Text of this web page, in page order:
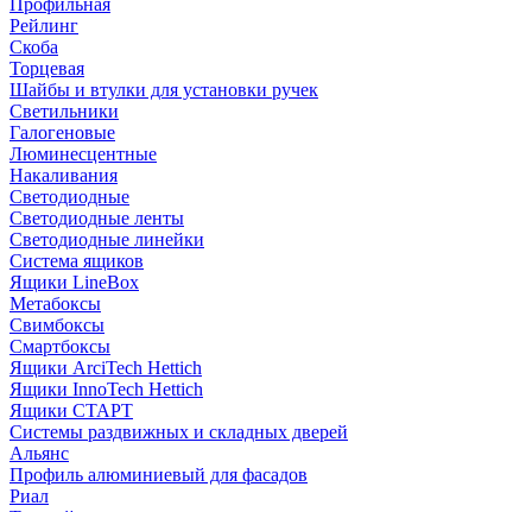
Профильная
Рейлинг
Скоба
Торцевая
Шайбы и втулки для установки ручек
Светильники
Галогеновые
Люминесцентные
Накаливания
Светодиодные
Светодиодные ленты
Светодиодные линейки
Система ящиков
Ящики LineBox
Метабоксы
Свимбоксы
Смартбоксы
Ящики ArciTech Hettich
Ящики InnoTech Hettich
Ящики СТАРТ
Системы раздвижных и складных дверей
Альянс
Профиль алюминиевый для фасадов
Риал